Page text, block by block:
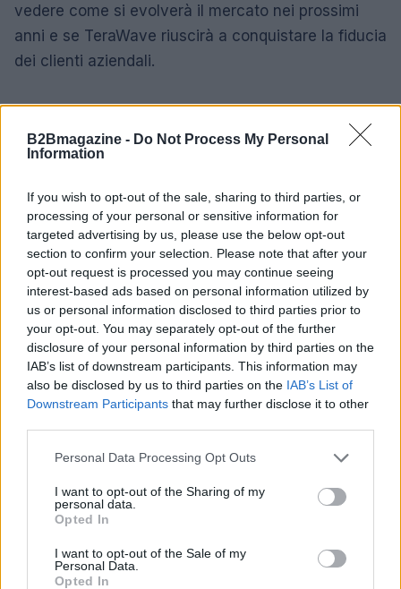
B2Bmagazine - Do Not Process My Personal
Information
If you wish to opt-out of the sale, sharing to third parties, or
processing of your personal or sensitive information for
targeted advertising by us, please use the below opt-out
section to confirm your selection. Please note that after your
opt-out request is processed you may continue seeing
interest-based ads based on personal information utilized by
us or personal information disclosed to third parties prior to
your opt-out. You may separately opt-out of the further
disclosure of your personal information by third parties on the
IAB’s list of downstream participants. This information may
also be disclosed by us to third parties on the IAB’s List of
Downstream Participants that may further disclose it to other
Please note that this website/app uses one or more Google
not limited to your visit or usage behaviour. You may click to
grant or deny consent to Google and its third-party tags to
use your data for below specified purposes in below Google
consent section.
Personal Data Processing Opt Outs
I want to opt-out of the Sharing of my
personal data.
Opted In
I want to opt-out of the Sale of my
Personal Data.
Opted In
vedere come si evolverà il mercato nei prossimi
anni e se TeraWave riuscirà a conquistare la fiducia
dei clienti aziendali.
AUTORE
Anna Innocenti
le registrazioni del consiglio comunale di
Verona dopo una notte in archivio; è
collabora a coperture breaking con analisi
storiche e propone rubriche tematiche.
Laureata al polo veronese, partecipa a tavole
rotonde locali sulla memoria urbana.